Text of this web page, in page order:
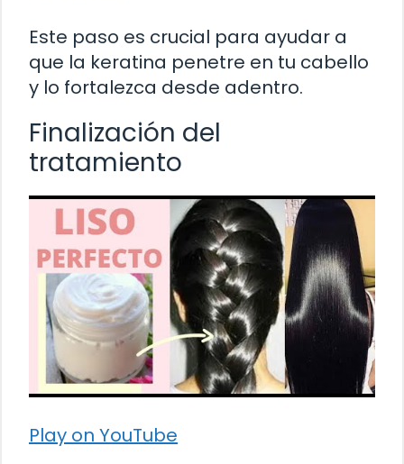
Este paso es crucial para ayudar a
que la keratina penetre en tu cabello
y lo fortalezca desde adentro.
Finalización del
tratamiento
Play on YouTube